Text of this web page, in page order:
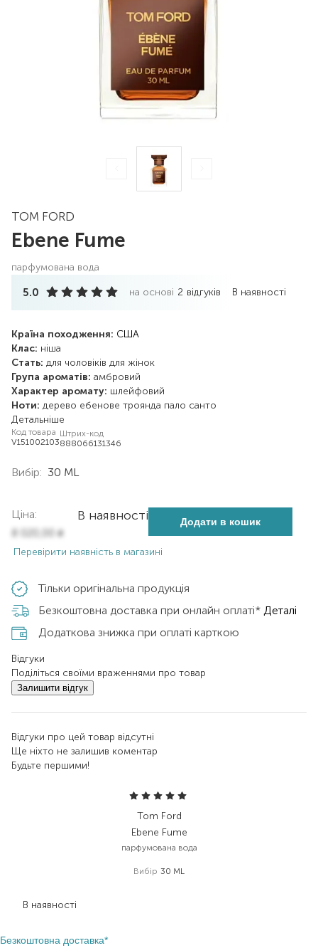
TOM FORD
Ebene Fume
парфумована вода
5.0 на основі 2 відгуків В наявності
Країна походження: США
Клас: ніша
Стать: для чоловіків для жінок
Група ароматів: амбровий
Характер аромату: шлейфовий
Ноти: дерево ебенове троянда пало санто
Детальніше
Код товара
V151002103
Штрих-код
888066131346
Вибір: 30 ML
Ціна:
8 020,00₴
В наявності Додати в кошик
Перевірити наявність в магазині
Тільки оригінальна продукція
Безкоштовна доставка при онлайн оплаті* Деталі
Додаткова знижка при оплаті карткою
Відгуки
Поділіться своїми враженнями про товар
Залишити відгук
Відгуки про цей товар відсутні
Ще ніхто не залишив коментар
Будьте першими!
Tom Ford
Ebene Fume
парфумована вода
Вибір 30 ML
В наявності
Безкоштовна доставка*